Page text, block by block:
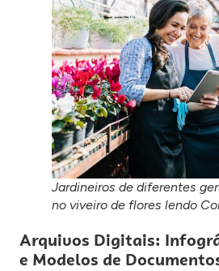
Jardineiros de diferentes
no viveiro de flores lendo
Arquivos Digitais:
e Modelos de